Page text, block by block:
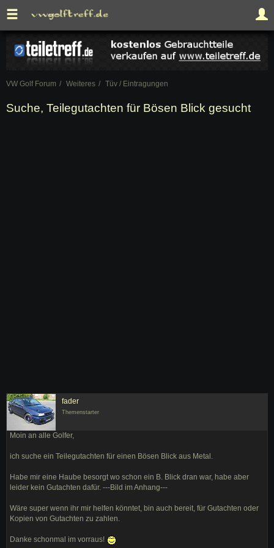
VW Golf Forum Weiteres Tüv / Eintragungen
Suche, Teilegutachten für Bösen Blick gesucht
fader
Themenstarter
Moin an alle Golfer,
ich suche ein Teilegutachten für einen Bösen Blick aus Metal.
Habe mir eine Haube besorgt wo schon ein B. Blick dran war, habe aber
leider kein Gutachten dafür. ---Bild im Anhang---
Wäre super wenn ihr mir helfen könntet, bin auch bereit, für Gutachten oder
Kopien von Gutachten zu zahlen.
Danke schonmal im vorraus!